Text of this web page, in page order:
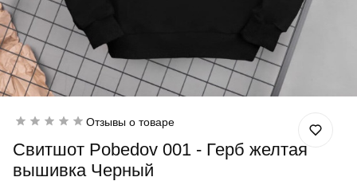
Отзывы о товаре
Свитшот Pobedov 001 - Герб желтая
вышивка Черный